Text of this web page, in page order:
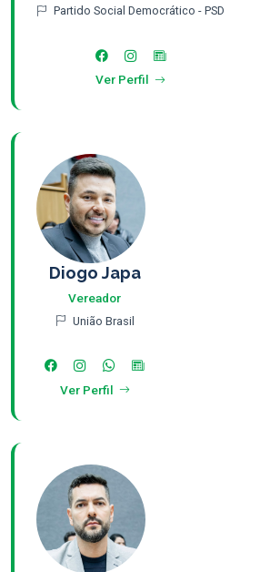
Partido Social Democrático - PSD
Ver Perfil
Diogo Japa
Vereador
União Brasil
Ver Perfil